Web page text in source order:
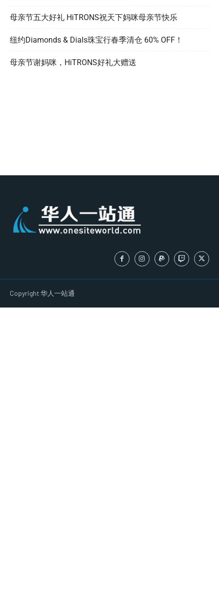
母亲节五大好礼 HiTRONS祝天下妈咪母亲节快乐
纽约Diamonds & Dials珠宝行春季清仓 60% OFF！
母亲节谢妈咪，HiTRONS好礼大赠送
Copyright 华人一站通